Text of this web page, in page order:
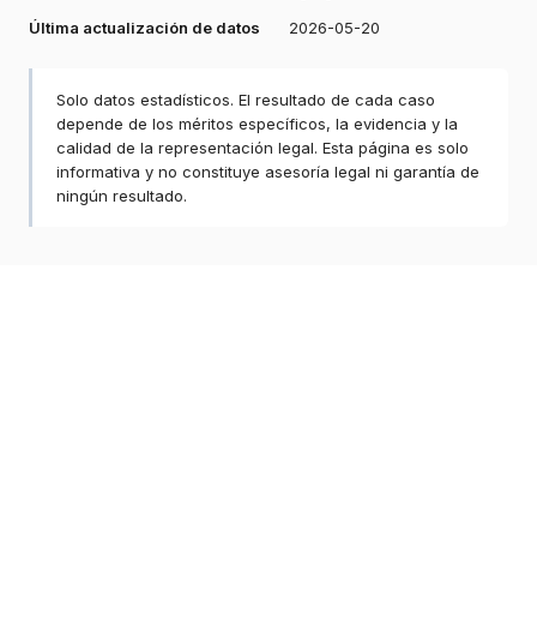
Última actualización de datos
2026-05-20
Solo datos estadísticos. El resultado de cada caso
depende de los méritos específicos, la evidencia y la
calidad de la representación legal. Esta página es solo
informativa y no constituye asesoría legal ni garantía de
ningún resultado.